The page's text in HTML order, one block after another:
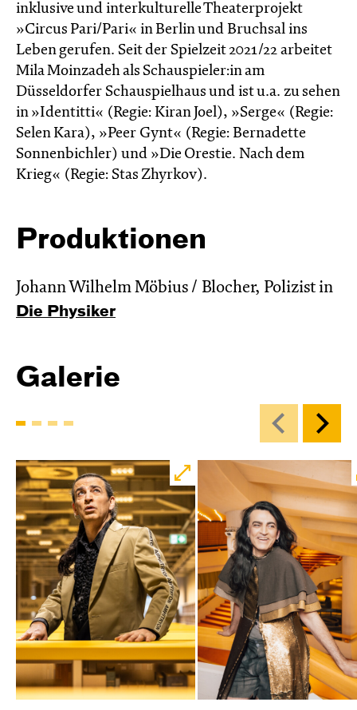
inklusive und interkulturelle Theaterprojekt
»Circus Pari/Pari« in Berlin und Bruchsal ins
Leben gerufen. Seit der Spielzeit 2021/22 arbeitet
Mila Moinzadeh als Schauspieler:in am
Düsseldorfer Schauspielhaus und ist u.a. zu sehen
in »Identitti« (Regie: Kiran Joel), »Serge« (Regie:
Selen Kara), »Peer Gynt« (Regie: Bernadette
Sonnenbichler) und »Die Orestie. Nach dem
Krieg« (Regie: Stas Zhyrkov).
Produktionen
Johann Wilhelm Möbius / Blocher, Polizist in
Die Physiker
Galerie